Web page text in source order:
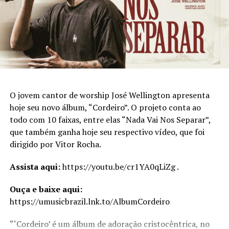
https://umusicbrazil.lnk.to/AlbumIdentidade
Siga a cantora Brenda Danese nas Redes Sociais
Instagram:https://www.instagram.com/brendadanese/
Facebook:
locale=pt_BR
YouTube:https://www.youtube.com/channel/UCa1blL-
KqOYDCa47NGbr6oA
O jovem cantor de worship José Wellington apresenta
hoje seu novo álbum, “Cordeiro”. O projeto conta ao
todo com 10 faixas, entre elas “Nada Vai Nos Separar”,
que também ganha hoje seu respectivo vídeo, que foi
dirigido por Vitor Rocha.
Assista aqui:https://youtu.be/cr1YA0qLiZg .
Ouça e baixe aqui:
https://umusicbrazil.lnk.to/AlbumCordeiro
“‘Cordeiro’ é um álbum de adoração cristocêntrica, no